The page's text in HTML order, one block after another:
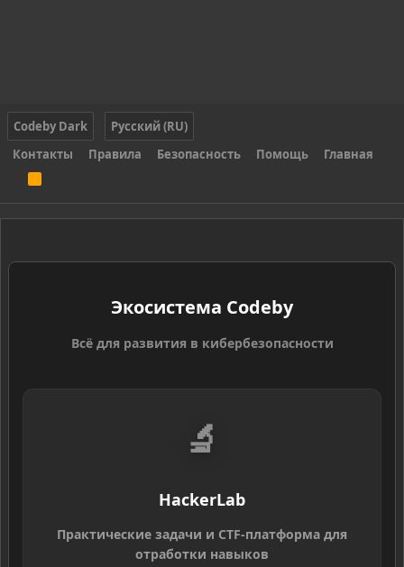
Codeby Dark
Русский (RU)
Контакты
Правила Безопасность Помощь Главная
S
Экосистема Codeby
Всё для развития в кибербезопасности
🔬
HackerLab
Практические задачи и CTF-платформа для
отработки навыков